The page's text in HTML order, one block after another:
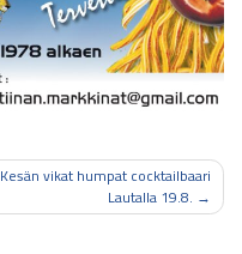
Kesän vikat humpat cocktailbaari
Lautalla 19.8.